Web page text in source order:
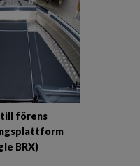
till förens
BRX)